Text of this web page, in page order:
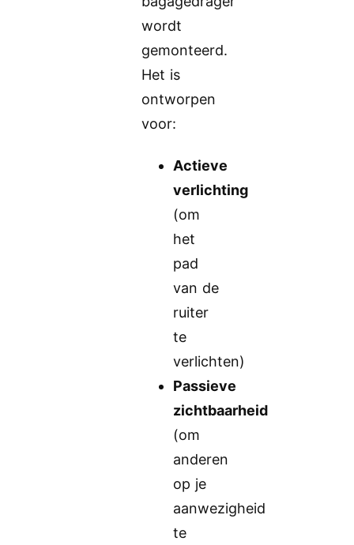
wordt
gemonteerd.
Het is
ontworpen
voor:
Actieve
verlichting
(om
het
pad
van de
ruiter
te
verlichten)
Passieve
zichtbaarheid
(om
anderen
op je
aanwezigheid
te